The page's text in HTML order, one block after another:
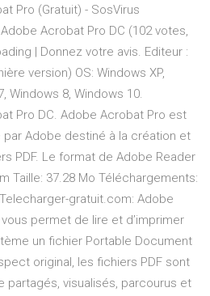
Pro (Gratuit) - SosVirus
Acrobat Pro DC (102 votes,
| Donnez votre avis. Editeur :
version) OS: Windows XP,
Windows 8, Windows 10.
Pro DC. Adobe Acrobat Pro est
Adobe destiné à la création et
PDF. Le format de Adobe Reader
Taille: 37.28 Mo Téléchargements:
gratuit.com: Adobe
permet de lire et d’imprimer
un fichier Portable Document
original, les fichiers PDF sont
visualisés, parcourus et